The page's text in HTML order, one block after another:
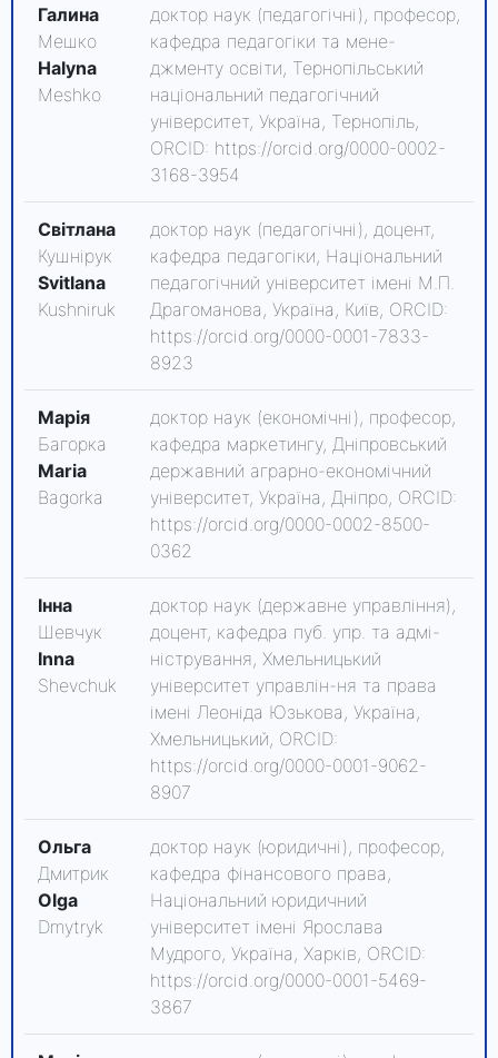
Галина
Мешко
Halyna
Meshko
доктор наук (педагогічні), професор,
кафедра педагогіки та мене-
джменту освіти, Тернопільський
національний педагогічний
університет, Україна, Тернопіль,
ORCID: https://orcid.org/0000-0002-
3168-3954
Світлана
Кушнірук
Svitlana
Kushniruk
доктор наук (педагогічні), доцент,
кафедра педагогіки, Національний
педагогічний університет імені М.П.
Драгоманова, Україна, Київ, ORCID:
https://orcid.org/0000-0001-7833-
8923
Марія
Багорка
Maria
Bagorka
доктор наук (економічні), професор,
кафедра маркетингу, Дніпровський
державний аграрно-економічний
університет, Україна, Дніпро, ORCID:
https://orcid.org/0000-0002-8500-
0362
Інна
Шевчук
Inna
Shevchuk
доктор наук (державне управління),
доцент, кафедра пуб. упр. та адмі-
ністрування, Хмельницький
університет управлін-ня та права
імені Леоніда Юзькова, Україна,
Хмельницький, ORCID:
https://orcid.org/0000-0001-9062-
8907
Ольга
Дмитрик
Olga
Dmytryk
доктор наук (юридичні), професор,
кафедра фінансового права,
Національний юридичний
університет імені Ярослава
Мудрого, Україна, Харків, ORCID:
https://orcid.org/0000-0001-5469-
3867